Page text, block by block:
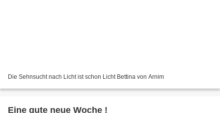
Die Sehnsucht nach Licht ist schon Licht Bettina von Arnim
Eine gute neue Woche !